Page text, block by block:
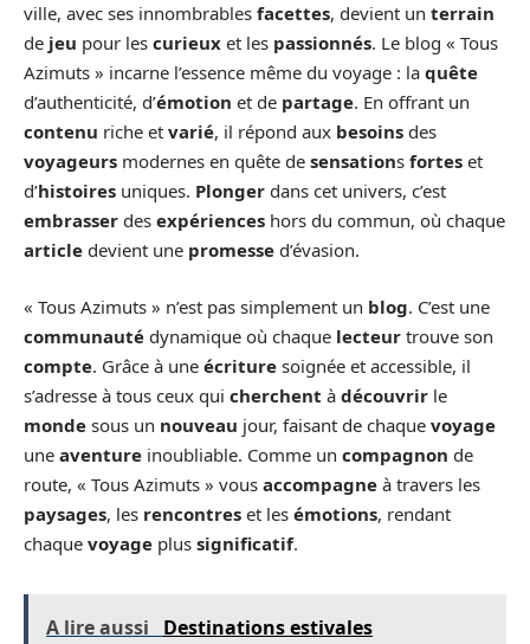
ville, avec ses innombrables facettes, devient un terrain
de jeu pour les curieux et les passionnés. Le blog « Tous
Azimuts » incarne l’essence même du voyage : la quête
d’authenticité, d’émotion et de partage. En offrant un
contenu riche et varié, il répond aux besoins des
voyageurs modernes en quête de sensations fortes et
d’histoires uniques. Plonger dans cet univers, c’est
embrasser des expériences hors du commun, où chaque
article devient une promesse d’évasion.
« Tous Azimuts » n’est pas simplement un blog. C’est une
communauté dynamique où chaque lecteur trouve son
compte. Grâce à une écriture soignée et accessible, il
s’adresse à tous ceux qui cherchent à découvrir le
monde sous un nouveau jour, faisant de chaque voyage
une aventure inoubliable. Comme un compagnon de
route, « Tous Azimuts » vous accompagne à travers les
paysages, les rencontres et les émotions, rendant
chaque voyage plus significatif.
A lire aussi
Destinations estivales